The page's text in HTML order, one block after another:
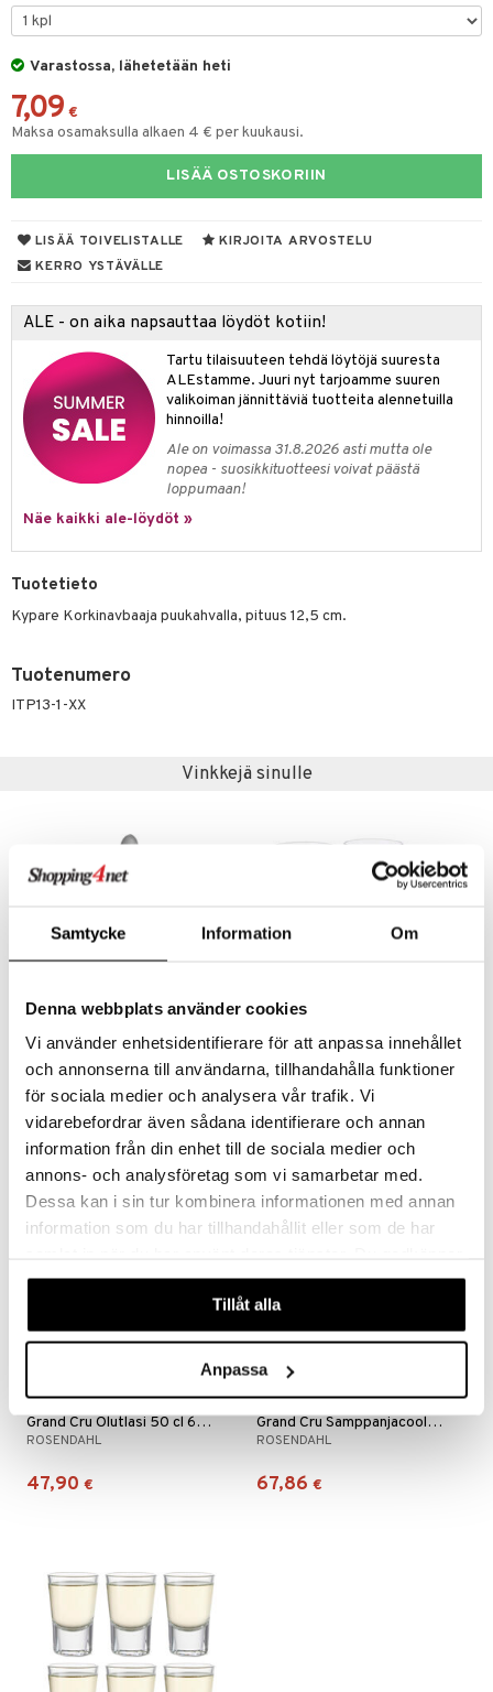
Samtycke Information Om
Denna webbplats använder cookies
Vi använder enhetsidentifierare för att anpassa innehållet
och annonserna till användarna, tillhandahålla funktioner
för sociala medier och analysera vår trafik. Vi
vidarebefordrar även sådana identifierare och annan
information från din enhet till de sociala medier och
annons- och analysföretag som vi samarbetar med.
Dessa kan i sin tur kombinera informationen med annan
information som du har tillhandahållit eller som de har
våra cookies vid fortsatt användande av vår webbplats.
Tillåt alla
Anpassa
Varastossa, lähetetään heti
7,09 €
Maksa osamaksulla alkaen 4 € per kuukausi.
LISÄÄ OSTOSKORIIN
LISÄÄ TOIVELISTALLE
KIRJOITA ARVOSTELU
KERRO YSTÄVÄLLE
ALE - on aika napsauttaa löydöt kotiin!
Tartu tilaisuuteen tehdä löytöjä suuresta
ALEstamme. Juuri nyt tarjoamme suuren
valikoiman jännittäviä tuotteita alennetuilla
hinnoilla!
Ale on voimassa 31.8.2026 asti mutta ole
nopea - suosikkituotteesi voivat päästä
loppumaan!
Näe kaikki ale-löydöt »
Tuotetieto
Kypare Korkinavbaaja puukahvalla, pituus 12,5 cm.
Tuotenumero
ITP13-1-XX
Vinkkejä sinulle
Grand Cru Baarilusikka
ROSENDAHL
13,81 €
Grand Cru Korkea lasi 30 cl 4 pkt
ROSENDAHL
16,80 €
Grand Cru Olutlasi 50 cl 6 pkt
ROSENDAHL
47,90 €
Grand Cru Samppanjacooleri
ROSENDAHL
67,86 €
& Vihannesveitset
Baaritarvikkeet
sisustus
tarvikkeita
tekstiilit
koristelu
säilytys
tekstiilit
Saalit
& Tyynyliinat
& Peitot
& Koukut
& Korit
& Veistokset
& Lyhdyt
& Korit
tekstiilit
tekstiilit
tekstiilit
hyönteissuoja
& Lyhdyt
& vastauksia